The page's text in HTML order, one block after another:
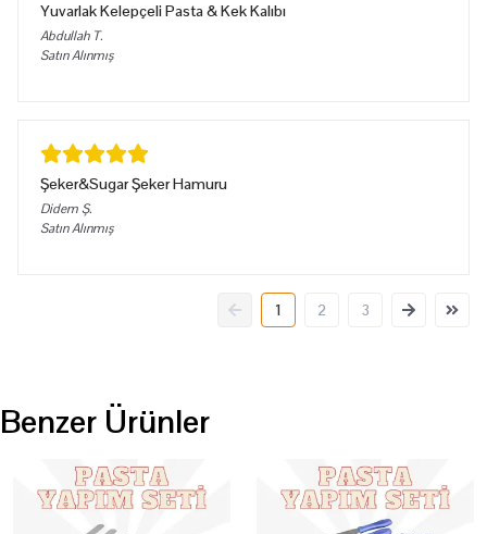
Yuvarlak Kelepçeli Pasta & Kek Kalıbı
Abdullah T.
Satın Alınmış
Şeker&Sugar Şeker Hamuru
Didem Ş.
Satın Alınmış
1 2 3
Benzer Ürünler